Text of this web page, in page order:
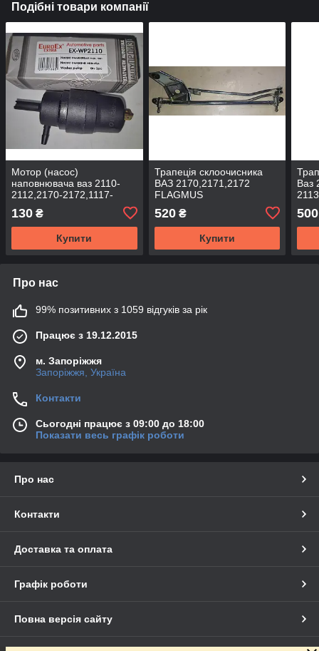
Подібні товари компанії
Мотор (насос)
наповнювача ваз 2110-
2112,2170-2172,1117-
130 ₴
Купити
Трапеція склоочисника
ВАЗ 2170,2171,2172
FLAGMUS
520₴
Купити
Ваз
500
Про нас
99% позитивних з 1059 відгуків за рік
Працює з 19.12.2015
м. Запоріжжя
Запоріжжя, Україна
Контакти
Сьогодні працює з 09:00 до 18:00
Показати весь графік роботи
Про нас
Контакти
Доставка та оплата
Графік роботи
Повна версія сайту